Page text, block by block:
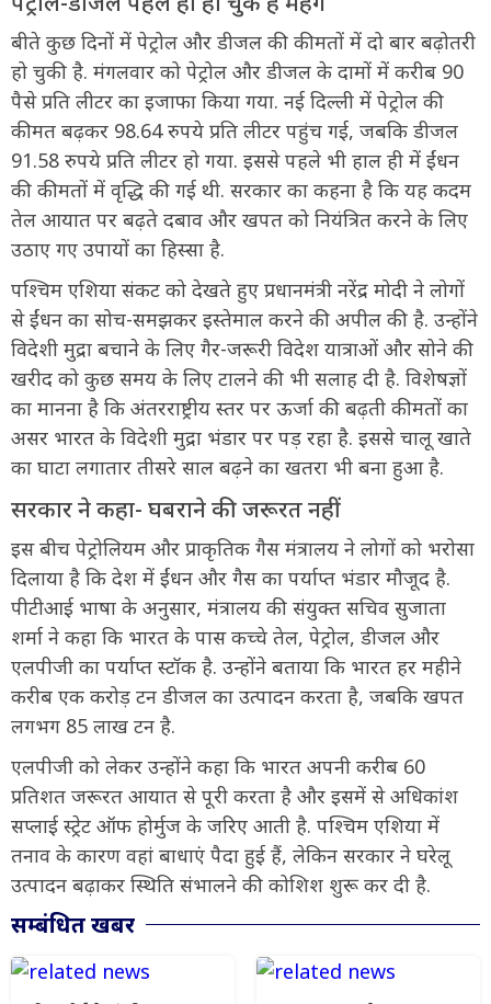
बीते कुछ दिनों में पेट्रोल और डीजल की कीमतों में दो बार बढ़ोतरी
हो चुकी है. मंगलवार को पेट्रोल और डीजल के दामों में करीब 90
पैसे प्रति लीटर का इजाफा किया गया. नई दिल्ली में पेट्रोल की
कीमत बढ़कर 98.64 रुपये प्रति लीटर पहुंच गई, जबकि डीजल
91.58 रुपये प्रति लीटर हो गया. इससे पहले भी हाल ही में ईंधन
की कीमतों में वृद्धि की गई थी. सरकार का कहना है कि यह कदम
तेल आयात पर बढ़ते दबाव और खपत को नियंत्रित करने के लिए
उठाए गए उपायों का हिस्सा है.
पश्चिम एशिया संकट को देखते हुए प्रधानमंत्री नरेंद्र मोदी ने लोगों
से ईंधन का सोच-समझकर इस्तेमाल करने की अपील की है. उन्होंने
विदेशी मुद्रा बचाने के लिए गैर-जरूरी विदेश यात्राओं और सोने की
खरीद को कुछ समय के लिए टालने की भी सलाह दी है. विशेषज्ञों
का मानना है कि अंतरराष्ट्रीय स्तर पर ऊर्जा की बढ़ती कीमतों का
असर भारत के विदेशी मुद्रा भंडार पर पड़ रहा है. इससे चालू खाते
का घाटा लगातार तीसरे साल बढ़ने का खतरा भी बना हुआ है.
सरकार ने कहा- घबराने की जरूरत नहीं
इस बीच पेट्रोलियम और प्राकृतिक गैस मंत्रालय ने लोगों को भरोसा
दिलाया है कि देश में ईंधन और गैस का पर्याप्त भंडार मौजूद है.
पीटीआई भाषा के अनुसार, मंत्रालय की संयुक्त सचिव सुजाता
शर्मा ने कहा कि भारत के पास कच्चे तेल, पेट्रोल, डीजल और
एलपीजी का पर्याप्त स्टॉक है. उन्होंने बताया कि भारत हर महीने
करीब एक करोड़ टन डीजल का उत्पादन करता है, जबकि खपत
लगभग 85 लाख टन है.
एलपीजी को लेकर उन्होंने कहा कि भारत अपनी करीब 60
प्रतिशत जरूरत आयात से पूरी करता है और इसमें से अधिकांश
सप्लाई स्ट्रेट ऑफ होर्मुज के जरिए आती है. पश्चिम एशिया में
तनाव के कारण वहां बाधाएं पैदा हुई हैं, लेकिन सरकार ने घरेलू
उत्पादन बढ़ाकर स्थिति संभालने की कोशिश शुरू कर दी है.
सम्बंधित खबर